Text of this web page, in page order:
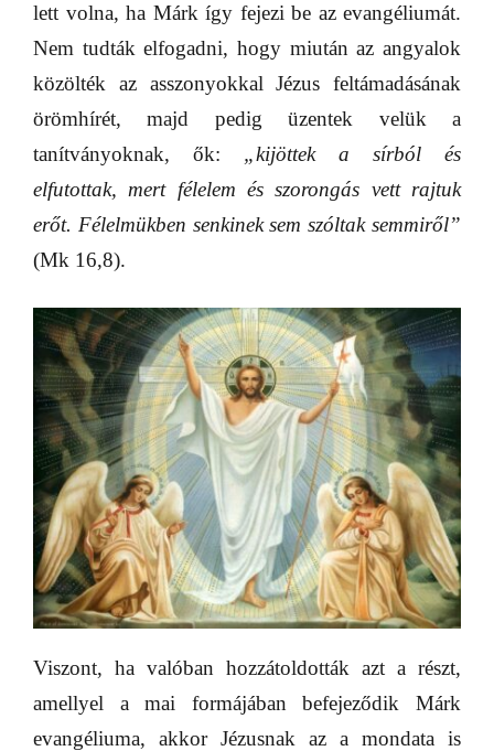
lett volna, ha Márk így fejezi be az evangéliumát.
Nem tudták elfogadni, hogy miután az angyalok
közölték az asszonyokkal Jézus feltámadásának
örömhírét, majd pedig üzentek velük a
tanítványoknak, ők: „kijöttek a sírból és
elfutottak, mert félelem és szorongás vett rajtuk
erőt. Félelmükben senkinek sem szóltak semmiről”
(Mk 16,8).
Viszont, ha valóban hozzátoldották azt a részt,
amellyel a mai formájában befejeződik Márk
evangéliuma, akkor Jézusnak az a mondata is